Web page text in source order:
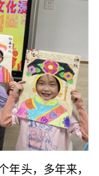
年头，多年来，